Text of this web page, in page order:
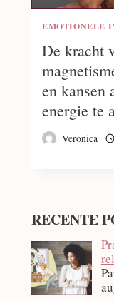
EMOTIONELE
De kracht
en kansen
energie te
Veronica
RECENTE